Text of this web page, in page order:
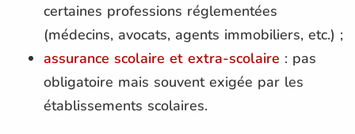
certaines professions réglementées
(médecins, avocats, agents immobiliers, etc.) ;
assurance scolaire et extra-scolaire : pas
obligatoire mais souvent exigée par les
établissements scolaires.